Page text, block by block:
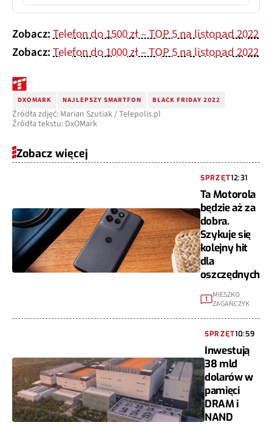
Zobacz:Telefon do 1500 zł – TOP 5 na listopad 2022
Zobacz:Telefon do 1000 zł – TOP 5 na listopad 2022
DXOMARK NAJLEPSZY SMARTFON BLACK FRIDAY 2022
Źródła zdjęć: Marian Szutiak / Telepolis.pl
Źródła tekstu: DxOMark
Zobacz więcej
SPRZĘT12:31
Ta Motorola
będzie aż za
dobra.
Szykuje się
kolejny hit
dla
oszczędnych
1
MIESZKO
ZAGAŃCZYK
SPRZĘT10:59
Inwestują
38 mld
dolarów w
pamięci
DRAM i
NAND